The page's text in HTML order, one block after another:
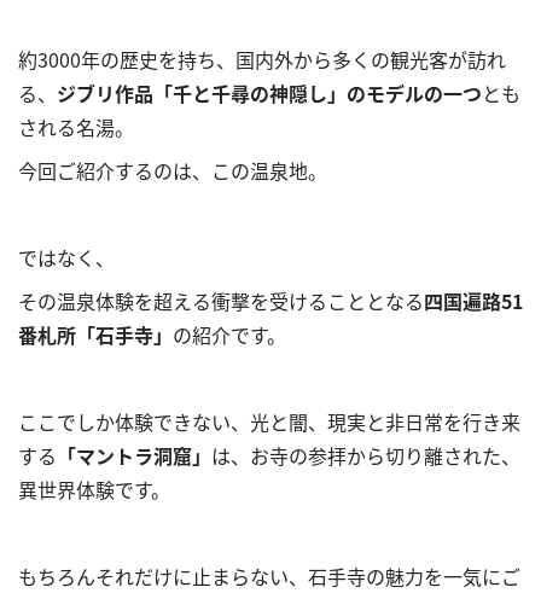
約3000年の歴史を持ち、国内外から多くの観光客が訪れ
る、 ジブリ作品「千と千尋の神隠し」のモデルの一つとも
される名湯。
今回ご紹介するのは、この温泉地。
ではなく、
その温泉体験を超える衝撃を受けることとなる四国遍路51
番札所「石手寺」 の紹介です。
ここでしか体験できない、光と闇、現実と非日常を行き来
する 「マントラ洞窟」 は、お寺の参拝から切り離された、
異世界体験です。
もちろんそれだけに止まらない、石手寺の魅力を一気にご